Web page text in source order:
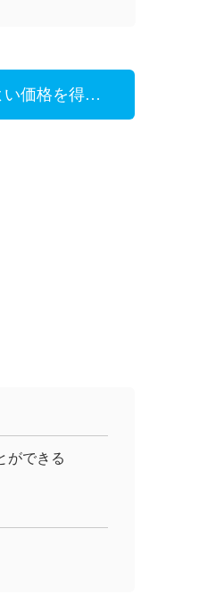
価格を得なさい
ができる